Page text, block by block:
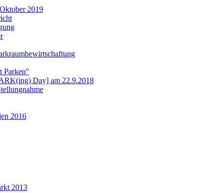
2019
Parken"
Day] am 22.9.2018
2016
2013